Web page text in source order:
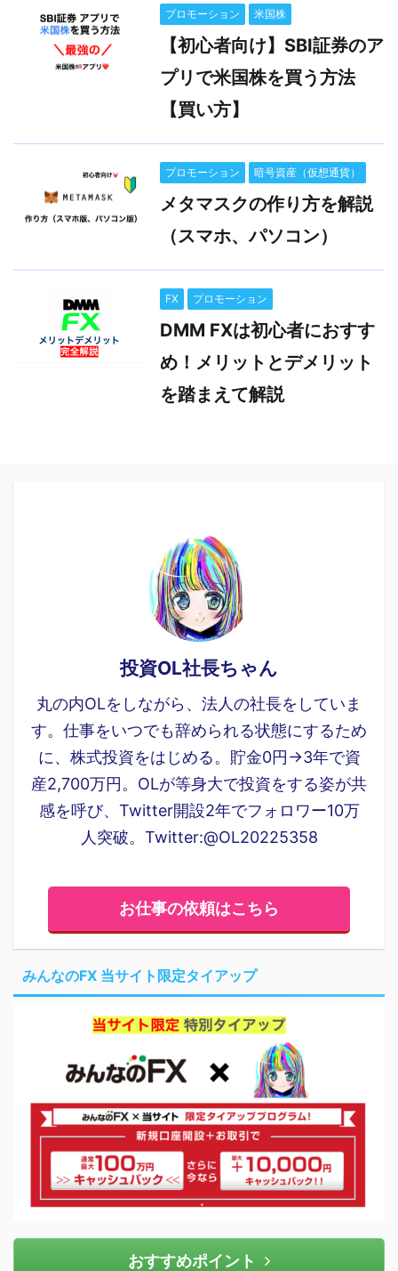
プロモーション 米国株
【初心者向け】SBI証券のア
プリで米国株を買う方法
【買い方】
プロモーション 暗号資産（仮想通貨）
メタマスクの作り方を解説
（スマホ、パソコン）
FX プロモーション
DMM FXは初心者におすす
め！メリットとデメリット
を踏まえて解説
投資OL社長ちゃん
丸の内OLをしながら、法人の社長をしていま
す。仕事をいつでも辞められる状態にするため
に、株式投資をはじめる。貯金0円→3年で資
産2,700万円。OLが等身大で投資をする姿が共
感を呼び、Twitter開設2年でフォロワー10万
人突破。Twitter:@OL20225358
お仕事の依頼はこちら
みんなのFX 当サイト限定タイアップ
おすすめポイント